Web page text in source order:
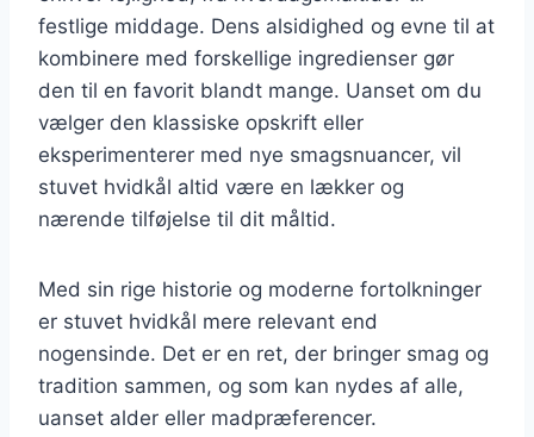
festlige middage. Dens alsidighed og evne til at
kombinere med forskellige ingredienser gør
den til en favorit blandt mange. Uanset om du
vælger den klassiske opskrift eller
eksperimenterer med nye smagsnuancer, vil
stuvet hvidkål altid være en lækker og
nærende tilføjelse til dit måltid.
Med sin rige historie og moderne fortolkninger
er stuvet hvidkål mere relevant end
nogensinde. Det er en ret, der bringer smag og
tradition sammen, og som kan nydes af alle,
uanset alder eller madpræferencer.